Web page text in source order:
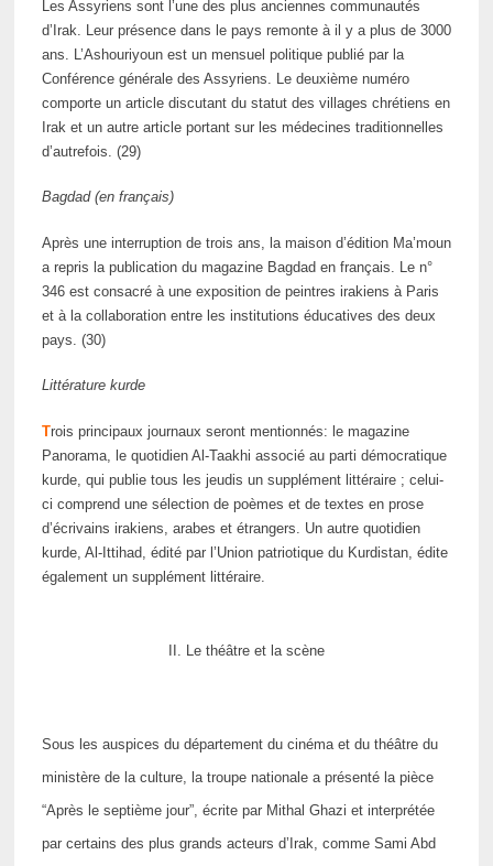
Les Assyriens sont l’une des plus anciennes communautés
d’Irak. Leur présence dans le pays remonte à il y a plus de 3000
ans. L’Ashouriyoun est un mensuel politique publié par la
Conférence générale des Assyriens. Le deuxième numéro
comporte un article discutant du statut des villages chrétiens en
Irak et un autre article portant sur les médecines traditionnelles
d’autrefois. (29)
Bagdad (en français)
Après une interruption de trois ans, la maison d’édition Ma’moun
a repris la publication du magazine Bagdad en français. Le n°
346 est consacré à une exposition de peintres irakiens à Paris
et à la collaboration entre les institutions éducatives des deux
pays. (30)
Littérature kurde
Trois principaux journaux seront mentionnés: le magazine
Panorama, le quotidien Al-Taakhi associé au parti démocratique
kurde, qui publie tous les jeudis un supplément littéraire ; celui-
ci comprend une sélection de poèmes et de textes en prose
d’écrivains irakiens, arabes et étrangers. Un autre quotidien
kurde, Al-Ittihad, édité par l’Union patriotique du Kurdistan, édite
également un supplément littéraire.
II. Le théâtre et la scène
Sous les auspices du département du cinéma et du théâtre du
ministère de la culture, la troupe nationale a présenté la pièce
“Après le septième jour”, écrite par Mithal Ghazi et interprétée
par certains des plus grands acteurs d’Irak, comme Sami Abd